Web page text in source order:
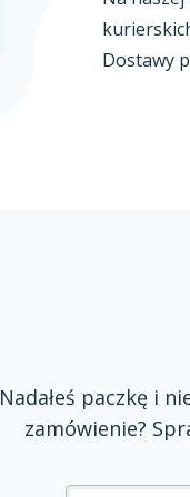
Dostawy
Nadałeś paczkę i
zamówienie?